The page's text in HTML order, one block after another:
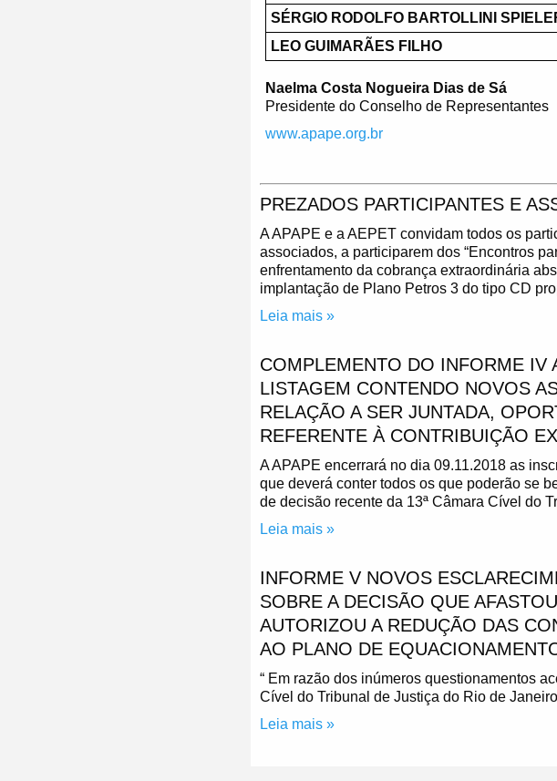
SÉRGIO RODOLFO BARTOLLINI
LEO GUIMARÃES FILHO
Naelma Costa Nogueira Dias de Sá
Presidente do Conselho de Representantes
www.apape.org.br
PREZADOS PARTICIPANTES E
A APAPE e a AEPET convidam todos os
associados, a participarem dos “Encontros
enfrentamento da cobrança extraordinária
implantação de Plano Petros 3 do tipo CD
Leia mais »
COMPLEMENTO DO INFORME IV
LISTAGEM CONTENDO NOVOS
RELAÇÃO A SER JUNTADA,
REFERENTE À CONTRIBUIÇÃO
A APAPE encerrará no dia 09.11.2018 as
que deverá conter todos os que poderão se
de decisão recente da 13ª Câmara Cível do
Leia mais »
INFORME V NOVOS
SOBRE A DECISÃO QUE
AUTORIZOU A REDUÇÃO DAS
AO PLANO DE
“ Em razão dos inúmeros questionamentos
Cível do Tribunal de Justiça do Rio de
Leia mais »